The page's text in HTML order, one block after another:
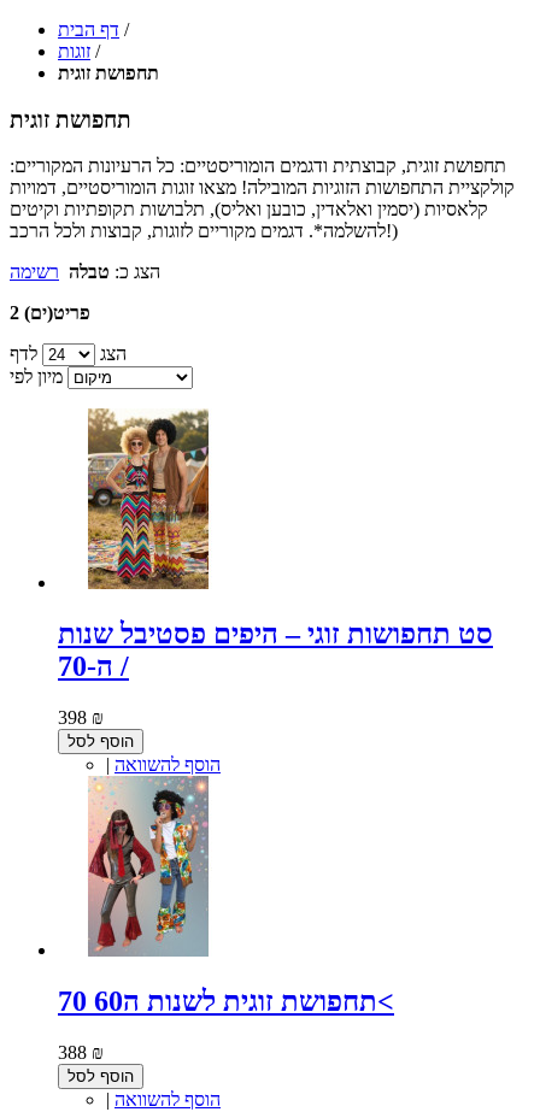
דף הבית /
זוגות /
תחפושת זוגית
תחפושת זוגית
תחפושת זוגית, קבוצתית ודגמים הומוריסטיים: כל הרעיונות המקוריים:
קולקציית התחפושות הזוגיות המובילה! מצאו זוגות הומוריסטיים, דמויות
קלאסיות (יסמין ואלאדין, כובען ואליס), תלבושות תקופתיות וקיטים
להשלמה*. דגמים מקוריים לזוגות, קבוצות ולכל הרכב!)
הצג כ: טבלה רשימה
2 פריט(ים)
הצג
לדף
מיון לפי
סט תחפושות זוגי – היפים פסטיבל שנות
ה-70 /
398 ₪
הוסף לסל
| הוסף להשוואה
תחפושת זוגית לשנות ה60 70<
388 ₪
הוסף לסל
| הוסף להשוואה